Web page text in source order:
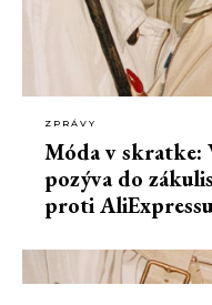
ZPRÁVY
Móda v skratke:
pozýva do
proti AliExpressu